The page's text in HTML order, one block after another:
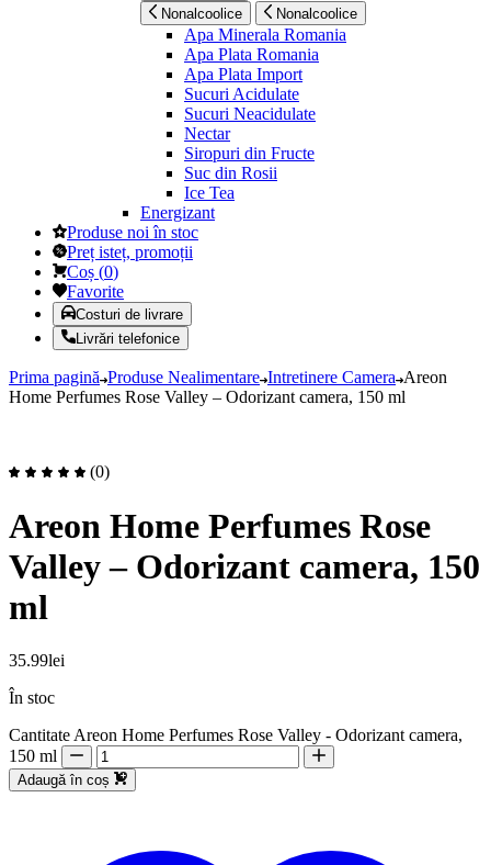
Nonalcoolice Nonalcoolice
Apa Minerala Romania
Apa Plata Romania
Apa Plata Import
Sucuri Acidulate
Sucuri Neacidulate
Nectar
Siropuri din Fructe
Suc din Rosii
Ice Tea
Energizant
Produse noi în stoc
Preț isteț, promoții
Coș (0)
Favorite
Costuri de livrare
Livrări telefonice
Prima pagină Produse Nealimentare Intretinere Camera Areon
Home Perfumes Rose Valley – Odorizant camera, 150 ml
(0)
Areon Home Perfumes Rose
Valley – Odorizant camera, 150
ml
35.99lei
În stoc
Cantitate Areon Home Perfumes Rose Valley - Odorizant camera,
150 ml
Adaugă în coș